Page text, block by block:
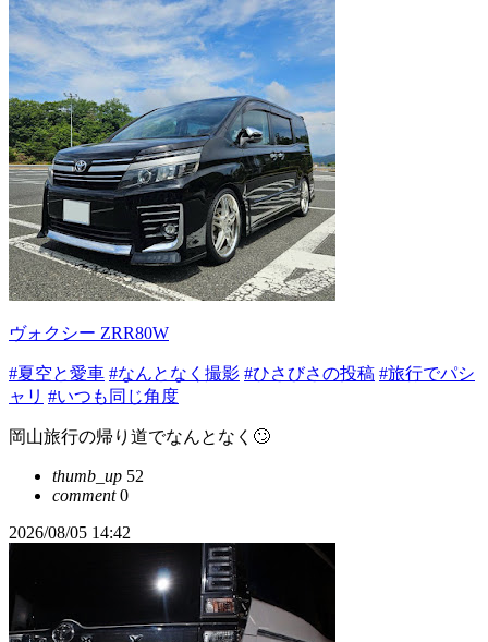
ヴォクシー ZRR80W
#夏空と愛車 #なんとなく撮影 #ひさびさの投稿 #旅行でパシ
ャリ #いつも同じ角度
岡山旅行の帰り道でなんとなく🙄
thumb_up 52
comment0
2026/08/05 14:42